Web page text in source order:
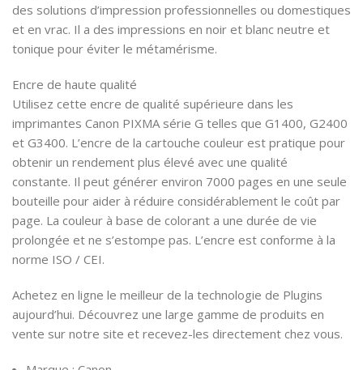
des solutions d’impression professionnelles ou domestiques
et en vrac. Il a des impressions en noir et blanc neutre et
tonique pour éviter le métamérisme.
Encre de haute qualité
Utilisez cette encre de qualité supérieure dans les
imprimantes Canon PIXMA série G telles que G1400, G2400
et G3400. L’encre de la cartouche couleur est pratique pour
obtenir un rendement plus élevé avec une qualité
constante. Il peut générer environ 7000 pages en une seule
bouteille pour aider à réduire considérablement le coût par
page. La couleur à base de colorant a une durée de vie
prolongée et ne s’estompe pas. L’encre est conforme à la
norme ISO / CEI.
Achetez en ligne le meilleur de la technologie de Plugins
aujourd’hui. Découvrez une large gamme de produits en
vente sur notre site et recevez-les directement chez vous.